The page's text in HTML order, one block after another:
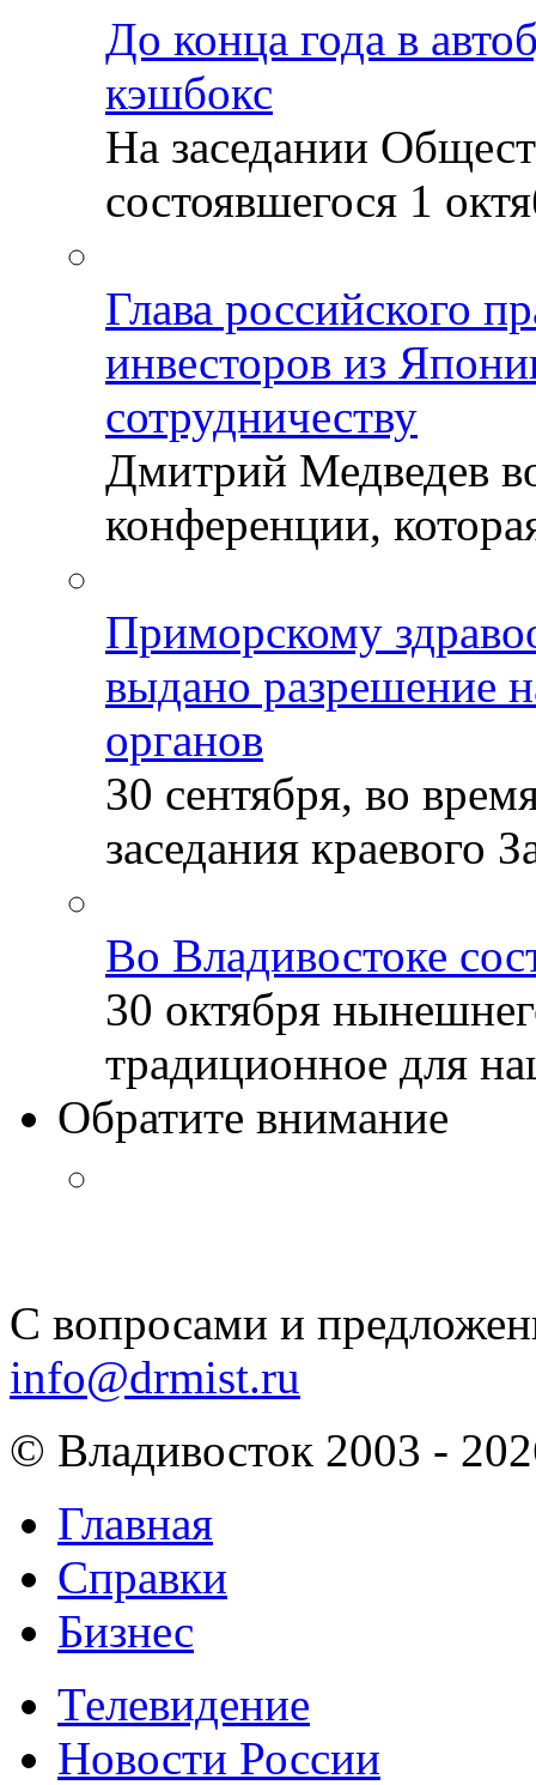
До конца года в
кэшбокс
На заседании
состоявшегося 1
Глава российского
инвесторов из
сотрудничеству
Дмитрий Медведев
конференции,
Приморскому
выдано разрешение
органов
30 сентября, во
заседания краевого
Во Владивостоке
30 октября
традиционное для
Обратите внимание
С вопросами и
info@drmist.ru
© Владивосток 2003 -
Главная
Справки
Бизнес
Телевидение
Новости России